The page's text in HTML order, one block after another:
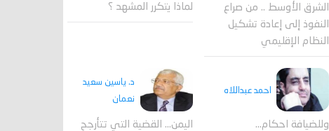
الشرق الأوسط .. من صراع
النفوذ إلى إعادة تشكيل
النظام الإقليمي
لماذا يتكرر المشهد ؟
احمد عبداللاه
وللضيافة احكام…
د. ياسين سعيد
نعمان
اليمن… القضية التي تتأرجح